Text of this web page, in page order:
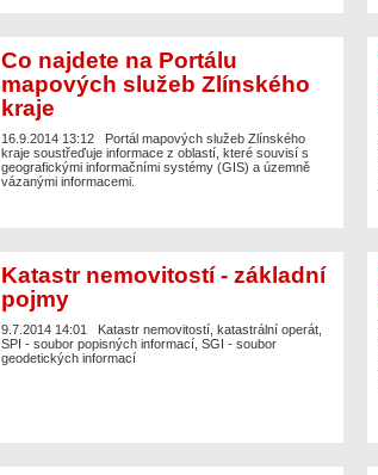
Co najdete na Portálu
mapových služeb Zlínského
kraje
16.9.2014 13:12
Portál mapových služeb Zlínského
kraje soustřeďuje informace z oblastí, které souvisí s
geografickými informačními systémy (GIS) a územně
vázanými informacemi.
Katastr nemovitostí - základní
pojmy
9.7.2014 14:01
Katastr nemovitostí, katastrální operát,
SPI - soubor popisných informací, SGI - soubor
geodetických informací